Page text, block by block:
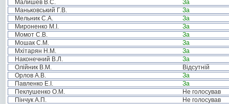
Малишев В.С.
За
Маньковський Г.В.
За
Мельник С.А.
За
Мироненко М.І.
За
Момот С.В.
За
Мошак С.М.
За
Мхітарян Н.М.
За
Наконечний В.Л.
За
Олійник В.М.
Відсутній
Орлов А.В.
За
Павленко Е.І.
За
Пеклушенко О.М.
Не голосував
Пінчук А.П.
Не голосував